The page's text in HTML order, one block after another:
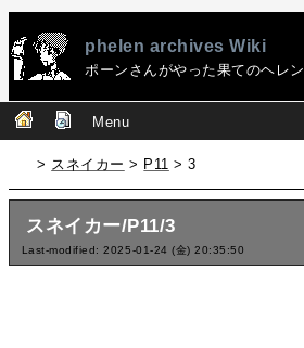
phelen archives Wiki
ポーンさんがやった果てのヘレン
Menu
> スネイカー > P11 > 3
スネイカー/P11/3
Last-modified: 2025-01-24 (金) 20:35:50